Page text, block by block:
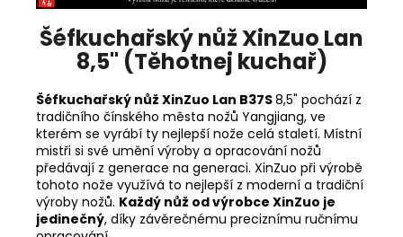
Šéfkuchařský nůž XinZuo Lan
8,5" (Těhotnej kuchař)
Šéfkuchařský nůž XinZuo Lan B37S8,5" pochází z
tradičního čínského města nožů Yangjiang, ve
kterém se vyrábí ty nejlepší nože celá staletí. Místní
mistři si své umění výroby a opracování nožů
předávají z generace na generaci. XinZuo při výrobě
tohoto nože využívá to nejlepší z moderní a tradiční
výroby nožů. Každý nůž od výrobce XinZuo je
jedinečný, díky závěrečnému preciznímu ručnímu